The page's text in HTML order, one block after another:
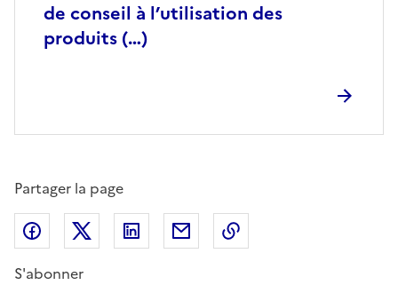
de conseil à l’utilisation des
produits (…)
Partager la page
Partager sur Facebook
Partager sur X (anciennement Twitter)
Partager sur LinkedIn
Partager par email
S'abonner